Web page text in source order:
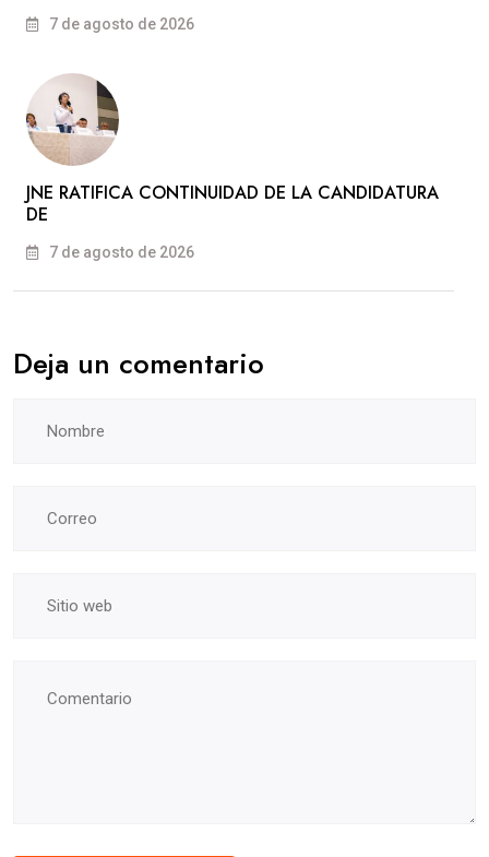
7 de agosto de 2026
JNE RATIFICA CONTINUIDAD DE LA CANDIDATURA
DE
7 de agosto de 2026
Deja un comentario